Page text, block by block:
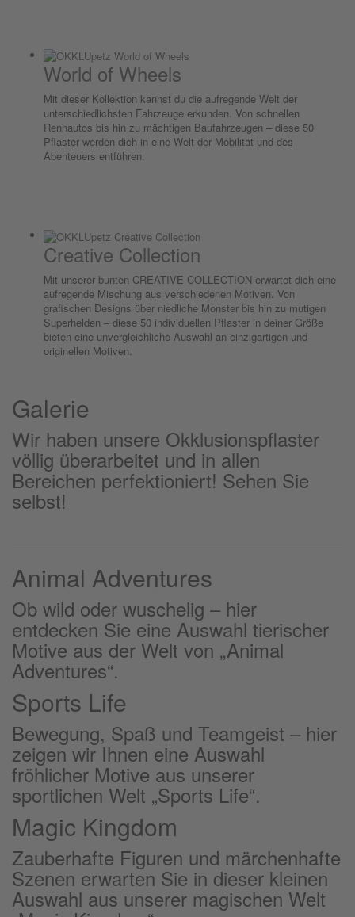
World of Wheels
Mit dieser Kollektion kannst du die aufregende Welt der
unterschiedlichsten Fahrzeuge erkunden. Von schnellen
Rennautos bis hin zu mächtigen Baufahrzeugen – diese 50
Pflaster werden dich in eine Welt der Mobilität und des
Abenteuers entführen.
Creative Collection
Mit unserer bunten CREATIVE COLLECTION erwartet dich eine
aufregende Mischung aus verschiedenen Motiven. Von
grafischen Designs über niedliche Monster bis hin zu mutigen
Superhelden – diese 50 individuellen Pflaster in deiner Größe
bieten eine unvergleichliche Auswahl an einzigartigen und
originellen Motiven.
Galerie
Wir haben unsere Okklusionspflaster
völlig überarbeitet und in allen
Bereichen perfektioniert! Sehen Sie
selbst!
Animal Adventures
Ob wild oder wuschelig – hier
entdecken Sie eine Auswahl tierischer
Motive aus der Welt von „Animal
Adventures“.
Sports Life
Bewegung, Spaß und Teamgeist – hier
zeigen wir Ihnen eine Auswahl
fröhlicher Motive aus unserer
sportlichen Welt „Sports Life“.
Magic Kingdom
Zauberhafte Figuren und märchenhafte
Szenen erwarten Sie in dieser kleinen
Auswahl aus unserer magischen Welt